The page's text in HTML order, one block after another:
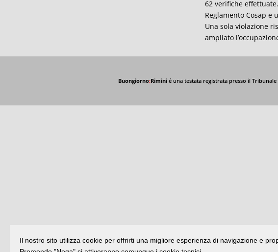
62 verifiche
Reglamento Cosap e
Una sola violazione
ampliato
Buongiorno:Riminié una testata registrata presso il
Il nostro sito utilizza cookie per offrirti una migliore esperienza di navigazione e